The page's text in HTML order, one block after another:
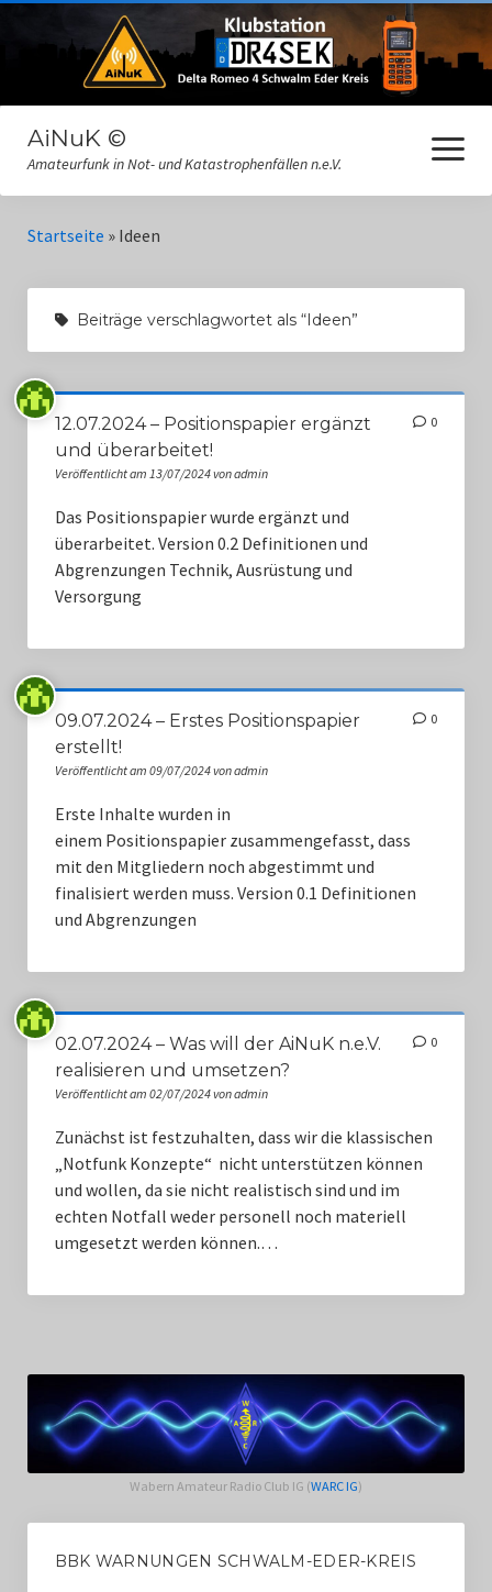
AiNuK ©
Amateurfunk in Not- und Katastrophenfällen n.e.V.
Menü
öffnen
Datenschutz
Gästebuch
Interne Informationen
Monitorstationen
Notfall Quiz
Startseite » Ideen
Beiträge verschlagwortet als “Ideen”
12.07.2024 – Positionspapier ergänzt
und überarbeitet!
Veröffentlicht am 13/07/2024 von admin
0
Das Positionspapier wurde ergänzt und
überarbeitet. Version 0.2 Definitionen und
Abgrenzungen Technik, Ausrüstung und
Versorgung
09.07.2024 – Erstes Positionspapier
erstellt!
Veröffentlicht am 09/07/2024 von admin
0
Erste Inhalte wurden in
einem Positionspapier zusammengefasst, dass
mit den Mitgliedern noch abgestimmt und
finalisiert werden muss. Version 0.1 Definitionen
und Abgrenzungen
02.07.2024 – Was will der AiNuK n.e.V.
realisieren und umsetzen?
Veröffentlicht am 02/07/2024 von admin
0
Zunächst ist festzuhalten, dass wir die klassischen
„Notfunk Konzepte“ nicht unterstützen können
und wollen, da sie nicht realistisch sind und im
echten Notfall weder personell noch materiell
umgesetzt werden können.…
Wabern Amateur Radio Club IG (WARC IG)
BBK WARNUNGEN SCHWALM-EDER-KREIS